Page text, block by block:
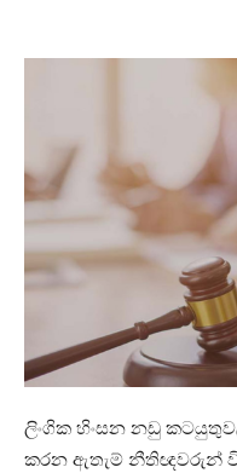
ලිංගික හිංසන නඩු
කරන ඇතැම් නීතිඥවරුන්